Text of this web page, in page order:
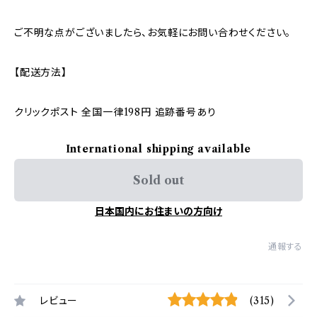
ご不明な点がございましたら、お気軽にお問い合わせください。
【配送方法】
クリックポスト 全国一律198円 追跡番号あり
International shipping available
Sold out
日本国内にお住まいの方向け
通報する
レビュー (315)